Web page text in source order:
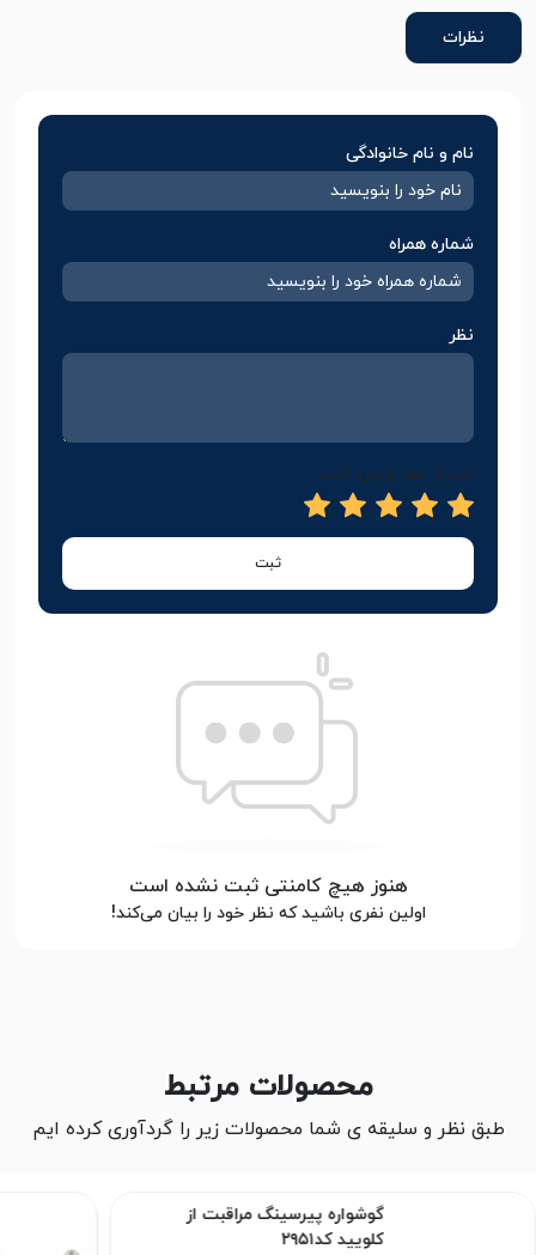
نظرات
نام و نام خانوادگی
شماره همراه
نظر
امتیاز خود را وارد کنید
ثبت
هنوز هیچ کامنتی ثبت نشده است
اولین نفری باشید که نظر خود را بیان می‌کند!
محصولات مرتبط
طبق نظر و سلیقه ی شما محصولات زیر را گردآوری کرده ایم
گوشواره پیرسینگ مراقبت از
کلویید کد۲۹۵۱